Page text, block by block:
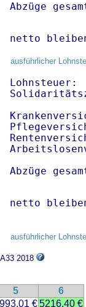
Abzüge
netto
ausführlicher
Abzüge
netto
ausführlicher
2018
5
6
€5216.40 €